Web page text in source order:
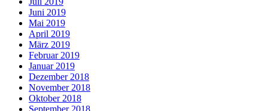
Juni 2019
Mai 2019
April 2019
März 2019
Februar 2019
Januar 2019
Dezember 2018
November 2018
Oktober 2018
September 2018